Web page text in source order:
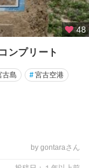
48
ンプリート
古島 #宮古空港
by gontaraさん